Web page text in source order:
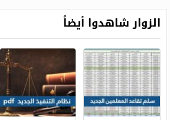
الزوار شاهدوا أيضاً